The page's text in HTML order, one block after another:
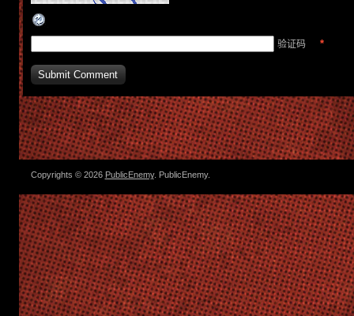
验证码 *
Copyrights © 2026 PublicEnemy. PublicEnemy.